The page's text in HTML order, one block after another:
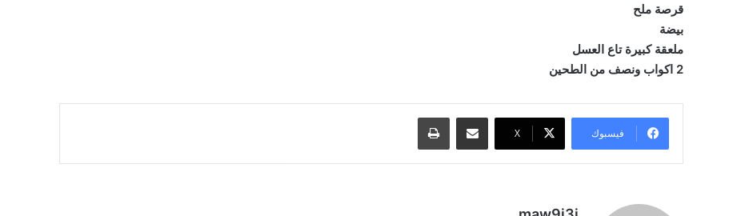
قرصة ملح
بيضة
ملعقة كبيرة تاع العسل
2 اكواب ونصف من الطحين
فيسبوك ‫X
مشاركة عبر البريد طباعة